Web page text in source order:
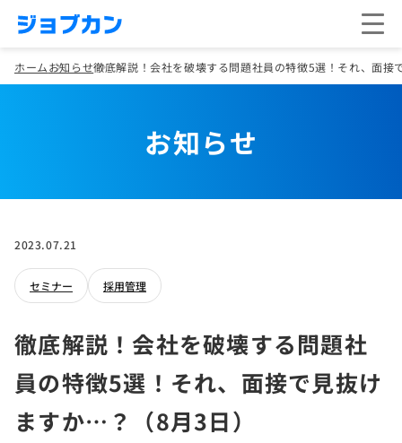
ホームお知らせ徹底解説！会社を破壊する問題社員の特徴5選！それ、面
お知らせ
2023.07.21
セミナー 採用管理
徹底解説！会社を破壊する問題社
員の特徴5選！それ、面接で見抜け
ますか…？（8月3日）